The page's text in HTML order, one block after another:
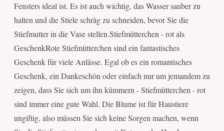
Fensters ideal ist. Es ist auch wichtig, das Wasser sauber zu
halten und die Stiele schräg zu schneiden, bevor Sie die
Stiefmutter in die Vase stellen.Stiefmütterchen - rot als
GeschenkRote Stiefmütterchen sind ein fantastisches
Geschenk für viele Anlässe. Egal ob es ein romantisches
Geschenk, ein Dankeschön oder einfach nur um jemandem zu
zeigen, dass Sie sich um ihn kümmern - Stiefmütterchen - rot
sind immer eine gute Wahl. Die Blume ist für Haustiere
ungiftig, also müssen Sie sich keine Sorgen machen, wenn